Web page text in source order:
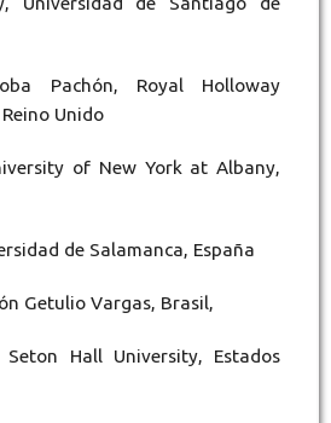
Pachón, Royal Holloway
Unido
of New York at Albany,
de Salamanca, España
Getulio Vargas, Brasil,
Hall University, Estados